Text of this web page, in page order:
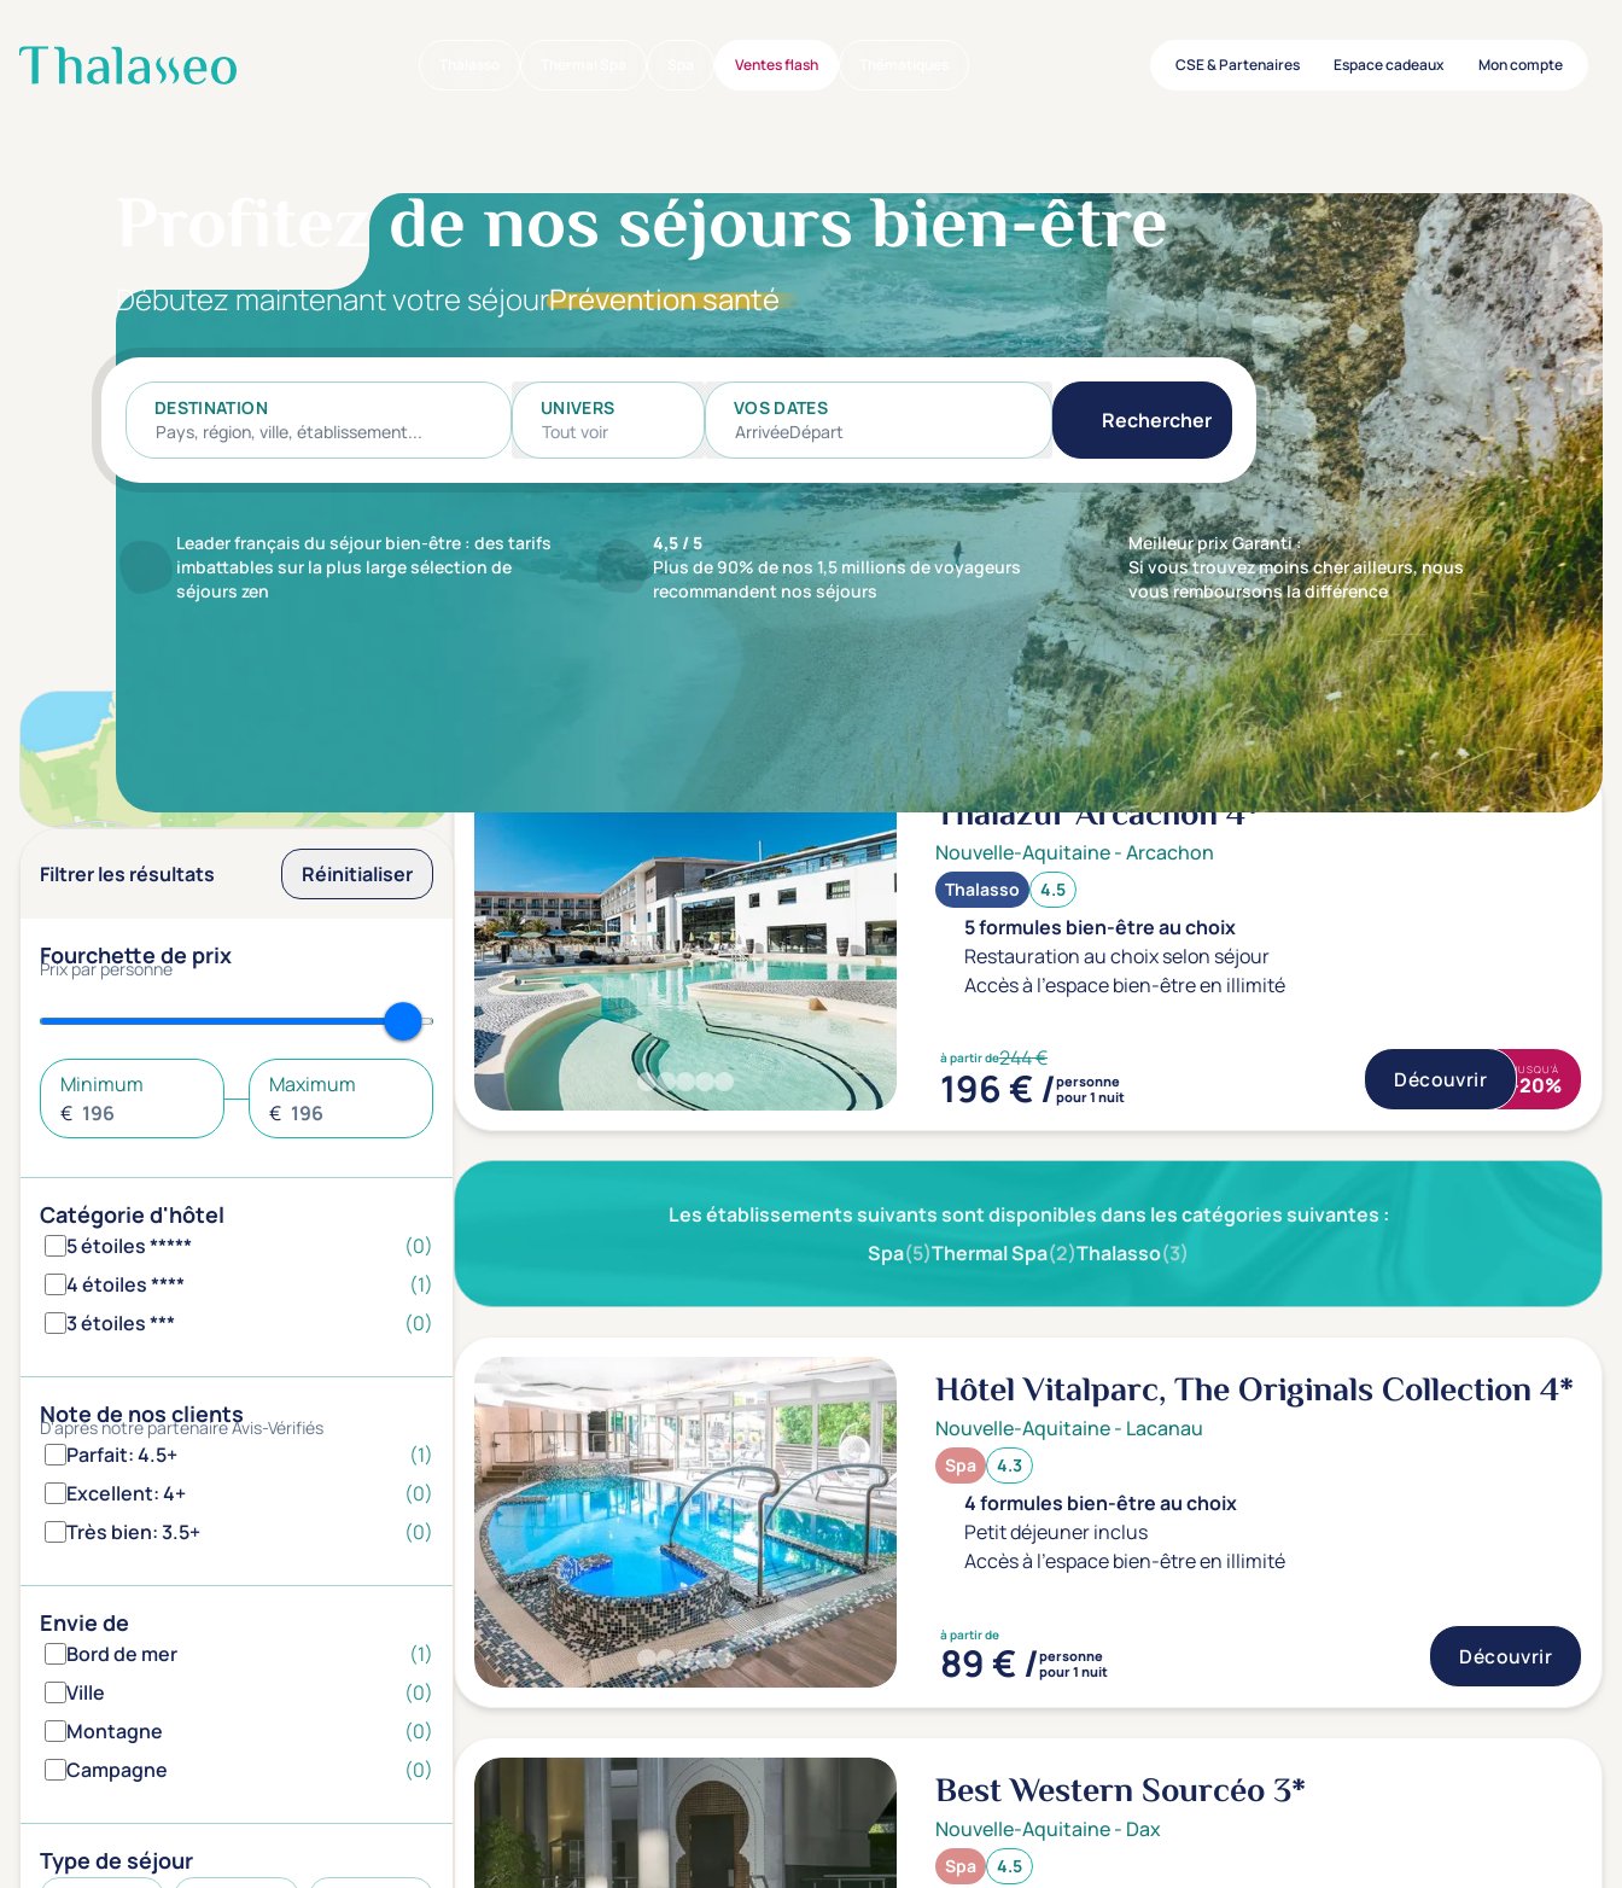
Aller au contenu principal Ventes flash CSE & Partenaires Espace cadeaux Mon compte
Profitez de nos séjours bien-être
Débutez maintenant votre séjourPrévention santé
DESTINATION
UNIVERS
Tout voir
VOS DATES
ArrivéeDépart Rechercher
Leader français du séjour bien-être : des tarifs
imbattables sur la plus large sélection de
séjours zen
4,5 / 5
Plus de 90% de nos 1,5 millions de voyageurs
recommandent nos séjours
Meilleur prix Garanti :
Si vous trouvez moins cher ailleurs, nous
vous remboursons la différence
Filtrer les résultats Réinitialiser
Fourchette de prix
Prix par personne
Minimum
€
Maximum
€
Catégorie d'hôtel
5 étoiles *****
(0)
4 étoiles ****
(1)
3 étoiles ***
(0)
Note de nos clients
D'après notre partenaire Avis-Vérifiés
Parfait: 4.5+
(1)
Excellent: 4+
(0)
Très bien: 3.5+
(0)
Envie de
Bord de mer
(1)
Ville
(0)
Montagne
(0)
Campagne
(0)
Type de séjour
jusqu'à -20% Trier par Nos recommandations en premier
Thalazur Arcachon4*
Nouvelle-Aquitaine-Arcachon
Thalasso 4.5
5 formules bien-être au choix
Restauration au choix selon séjour
Accès à l'espace bien-être en illimité
à partir de244 €
196 € /personne
pour 1 nuit
Découvrir JUSQU'À
-20%
Les établissements suivants sont disponibles dans les catégories suivantes :
Spa(5)Thermal Spa(2)Thalasso(3)
Hôtel Vitalparc, The Originals Collection4*
Nouvelle-Aquitaine- Lacanau
Spa 4.3
4 formules bien-être au choix
Petit déjeuner inclus
Accès à l'espace bien-être en illimité
à partir de
89 € /personne
pour 1 nuit
Découvrir
Best Western Sourcéo3*
Nouvelle-Aquitaine- Dax
Spa 4.5